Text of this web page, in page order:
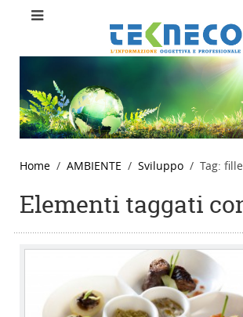
Home AMBIENTE Sviluppo Tag:
Elementi taggati